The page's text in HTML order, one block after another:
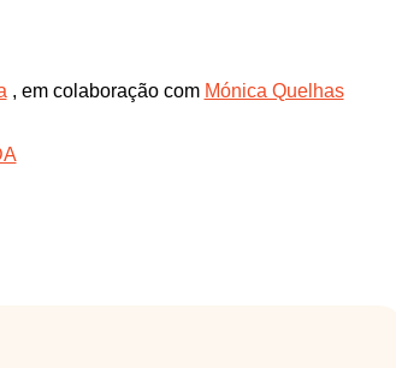
, em colaboração com Mónica Quelhas